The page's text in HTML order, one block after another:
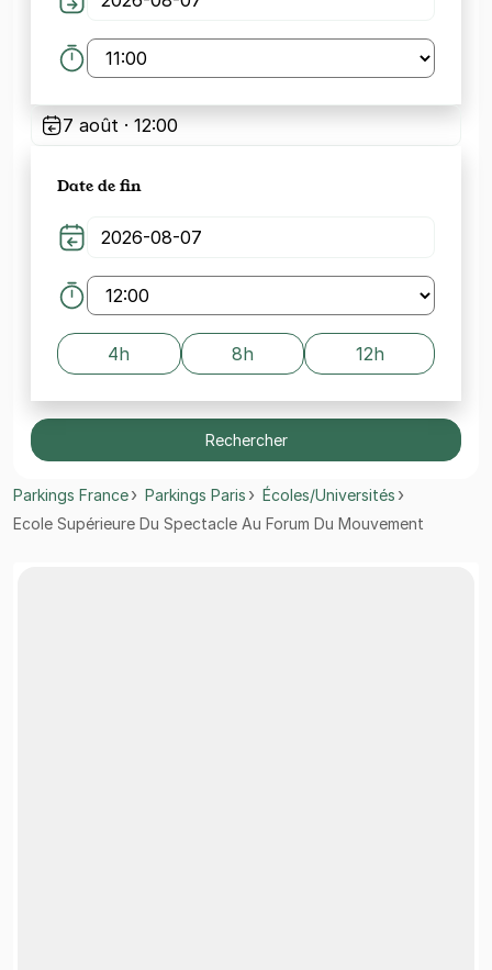
7 août · 12:00
Date de fin
4h 8h 12h
Rechercher
Parkings France Parkings Paris
Écoles/Universités
Ecole Supérieure Du Spectacle Au Forum Du Mouvement